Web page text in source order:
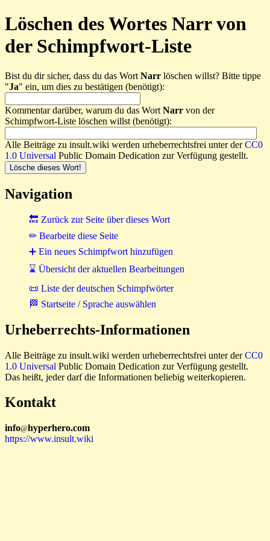
Löschen des Wortes Narr von
der Schimpfwort-Liste
Bist du dir sicher, dass du das Wort Narr löschen willst? Bitte tippe
"Ja" ein, um dies zu bestätigen (benötigt):
Kommentar darüber, warum du das Wort Narr von der
Schimpfwort-Liste löschen willst (benötigt):
Alle Beiträge zu insult.wiki werden urheberrechtsfrei unter derCC0
1.0 Universal Public Domain Dedication zur Verfügung gestellt.
Navigation
🔙 Zurück zur Seite über dieses Wort
✏ Bearbeite diese Seite
➕ Ein neues Schimpfwort hinzufügen
⌛ Übersicht der aktuellen Bearbeitungen
📜 Liste der deutschen Schimpfwörter
🏁 Startseite / Sprache auswählen
Urheberrechts-Informationen
Alle Beiträge zu insult.wiki werden urheberrechtsfrei unter derCC0
1.0 Universal Public Domain Dedication zur Verfügung gestellt.
Das heißt, jeder darf die Informationen beliebig weiterkopieren.
Kontakt
info@hyperhero.com
https://www.insult.wiki